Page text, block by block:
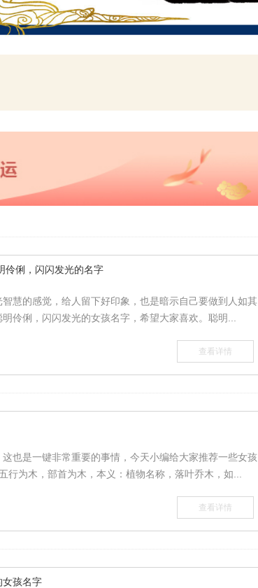
伶俐，闪闪发光的名字
慧的感觉，给人留下好印象，也是暗示自己要做到人如其
伶俐，闪闪发光的女孩名字，希望大家喜欢。聪明...
查看详情
也是一键非常重要的事情，今天小编给大家推荐一些女孩
为木，部首为木，本义：植物名称，落叶乔木，如...
查看详情
女孩名字